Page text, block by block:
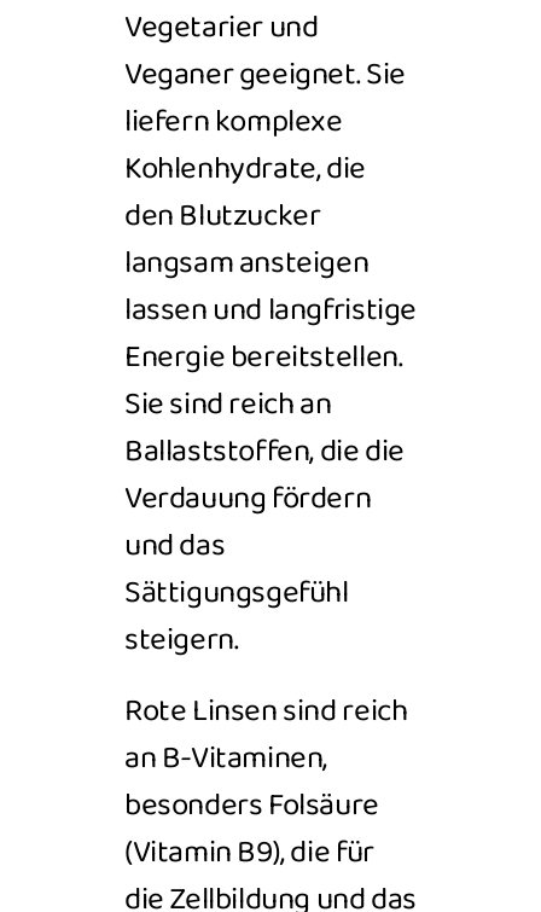
Vegetarier und
Veganer geeignet.Sie
liefern komplexe
Kohlenhydrate, die
den Blutzucker
langsam ansteigen
lassen und langfristige
Energie bereitstellen.
Sie sind reich an
Ballaststoffen, die die
Verdauung fördern
und das
Sättigungsgefühl
steigern.
Rote Linsen sind reich
an B-Vitaminen,
besonders Folsäure
(Vitamin B9), die für
die Zellbildung und das